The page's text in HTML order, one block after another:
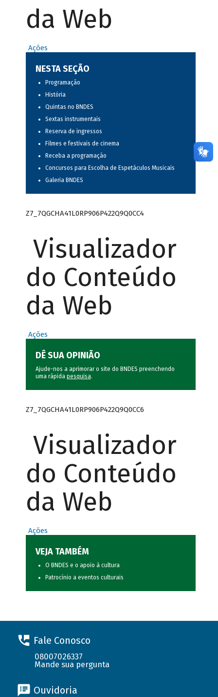
da Web
Ações
NESTA SEÇÃO
Programação
História
Quintas no BNDES
Sextas instrumentais
Reserva de ingressos
Filmes e festivais de cinema
Receba a programação
Concursos para Escolha de Espetáculos Musicais
Galeria BNDES
Z7_7QGCHA41L0RP906P422Q9Q0CC4
Visualizador
do Conteúdo
da Web
Ações
DÊ SUA OPINIÃO
Ajude-nos a aprimorar o site do BNDES preenchendo
uma rápida pesquisa.
Z7_7QGCHA41L0RP906P422Q9Q0CC6
Visualizador
do Conteúdo
da Web
Ações
VEJA TAMBÉM
O BNDES e o apoio à cultura
Patrocínio a eventos culturais
Fale Conosco
08007026337
Mande sua pergunta
Ouvidoria